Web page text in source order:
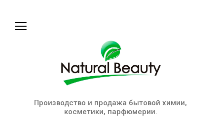
Производство и продажа бытовой химии,
косметики, парфюмерии.